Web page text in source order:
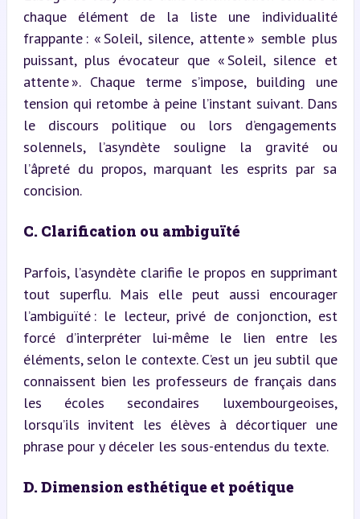
chaque élément de la liste une individualité
frappante : « Soleil, silence, attente » semble plus
puissant, plus évocateur que « Soleil, silence et
attente ». Chaque terme s’impose, building une
tension qui retombe à peine l’instant suivant. Dans
le discours politique ou lors d’engagements
solennels, l’asyndète souligne la gravité ou
l’âpreté du propos, marquant les esprits par sa
concision.
C. Clarification ou ambiguïté
Parfois, l’asyndète clarifie le propos en supprimant
tout superflu. Mais elle peut aussi encourager
l’ambiguïté : le lecteur, privé de conjonction, est
forcé d’interpréter lui-même le lien entre les
éléments, selon le contexte. C’est un jeu subtil que
connaissent bien les professeurs de français dans
les écoles secondaires luxembourgeoises,
lorsqu’ils invitent les élèves à décortiquer une
phrase pour y déceler les sous-entendus du texte.
D. Dimension esthétique et poétique